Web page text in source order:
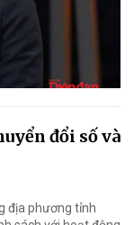
đổi số và
địa phương tỉnh